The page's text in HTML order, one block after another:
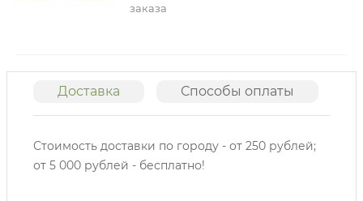
заказа
Доставка Способы оплаты
Стоимость доставки по городу - от 250 рублей;
от 5 000 рублей - бесплатно!